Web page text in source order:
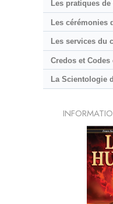
Les pratiques
Les cérémonies
Les services du
Credos et
La Scientologie